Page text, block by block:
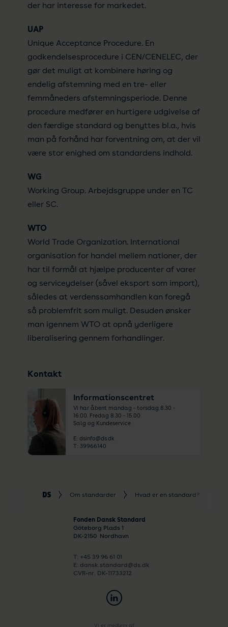
der har interesse for markedet.
UAP
Unique Acceptance Procedure. En
godkendelsesprocedure i CEN/CENELEC, der
gør det muligt at kombinere høring og
endelig afstemning med en tre- eller
femmåneders afstemningsperiode. Denne
procedure medfører en hurtigere udgivelse af
den færdige standard og benyttes bl.a., hvis
man på forhånd har forventning om, at der vil
være stor enighed om standardens indhold.
WG
Working Group. Arbejdsgruppe under en TC
eller SC.
WTO
World Trade Organization. International
organisation for handel mellem nationer, der
har til formål at hjælpe producenter af varer
og serviceydelser (såvel eksport som import),
således at verdenssamhandlen kan foregå
så problemfrit som muligt. Desuden ønsker
man igennem WTO at opnå yderligere
liberalisering gennem forhandlinger.
Kontakt
Informationscentret
Vi har åbent mandag - torsdag 8.30 -
16.00. Fredag 8.30 - 15.00
Salg og Kundeservice
E: dsinfo@ds.dk
T: 39966140
Om standarder Hvad er en standard?
Fonden Dansk Standard
Göteborg Plads 1
DK-2150 Nordhavn
T: +45 39 96 61 01
E: dansk.standard@ds.dk
CVR-nr. DK-11733212
Vi er medlem af